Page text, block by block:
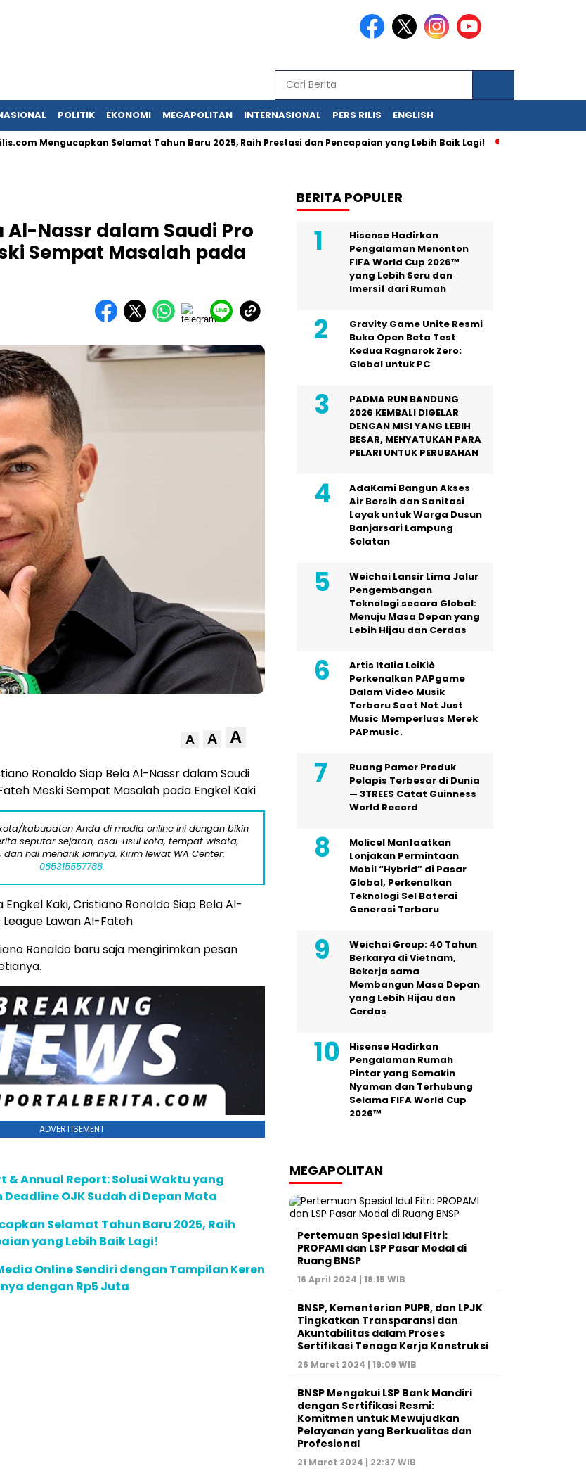
POLITIK EKONOMI MEGAPOLITAN INTERNASIONAL PERS RILIS ENGLISH
Selamat Tahun Baru 2025, Raih Prestasi dan Pencapaian yang Lebih Baik Lagi! Anda Bisa Memiliki
Al-Nassr dalam Saudi Pro
Sempat Masalah pada
A A A
Ronaldo Siap Bela Al-Nassr dalam Saudi
Meski Sempat Masalah pada Engkel Kaki
kabupaten Anda di media online ini dengan bikin
seputar sejarah, asal-usul kota, tempat wisata,
hal menarik lainnya. Kirim lewat WA Center:
085315557788.
Kaki, Cristiano Ronaldo Siap Bela Al-
Lawan Al-Fateh
Ronaldo baru saja mengirimkan pesan
ADVERTISEMENT
& Annual Report: Solusi Waktu yang
OJK Sudah di Depan Mata
Selamat Tahun Baru 2025, Raih
yang Lebih Baik Lagi!
Online Sendiri dengan Tampilan Keren
dengan Rp5 Juta
BERITA POPULER
Hisense Hadirkan
Pengalaman Menonton
FIFA World Cup 2026™
yang Lebih Seru dan
Imersif dari Rumah
Gravity Game Unite Resmi
Buka Open Beta Test
Kedua Ragnarok Zero:
Global untuk PC
PADMA RUN BANDUNG
2026 KEMBALI DIGELAR
DENGAN MISI YANG LEBIH
BESAR, MENYATUKAN PARA
PELARI UNTUK PERUBAHAN
AdaKami Bangun Akses
Air Bersih dan Sanitasi
Layak untuk Warga Dusun
Banjarsari Lampung
Selatan
Weichai Lansir Lima Jalur
Pengembangan
Teknologi secara Global:
Menuju Masa Depan yang
Lebih Hijau dan Cerdas
Artis Italia LeiKiè
Perkenalkan PAPgame
Dalam Video Musik
Terbaru Saat Not Just
Music Memperluas Merek
PAPmusic.
Ruang Pamer Produk
Pelapis Terbesar di Dunia
— 3TREES Catat Guinness
World Record
Molicel Manfaatkan
Lonjakan Permintaan
Mobil “Hybrid” di Pasar
Global, Perkenalkan
Teknologi Sel Baterai
Generasi Terbaru
Weichai Group: 40 Tahun
Berkarya di Vietnam,
Bekerja sama
Membangun Masa Depan
yang Lebih Hijau dan
Cerdas
Hisense Hadirkan
Pengalaman Rumah
Pintar yang Semakin
Nyaman dan Terhubung
Selama FIFA World Cup
2026™
MEGAPOLITAN
Pertemuan Spesial Idul Fitri:
PROPAMI dan LSP Pasar Modal di
Ruang BNSP
16 April 2024 | 18:15 WIB
BNSP, Kementerian PUPR, dan LPJK
Tingkatkan Transparansi dan
Akuntabilitas dalam Proses
Sertifikasi Tenaga Kerja Konstruksi
26 Maret 2024 | 19:09 WIB
BNSP Mengakui LSP Bank Mandiri
dengan Sertifikasi Resmi:
Komitmen untuk Mewujudkan
Pelayanan yang Berkualitas dan
Profesional
21 Maret 2024 | 22:37 WIB